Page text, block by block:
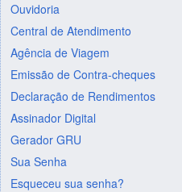
Ouvidoria
Central de Atendimento
Agência de Viagem
Emissão de Contra-cheques
Declaração de Rendimentos
Assinador Digital
Gerador GRU
Sua Senha
Esqueceu sua senha?